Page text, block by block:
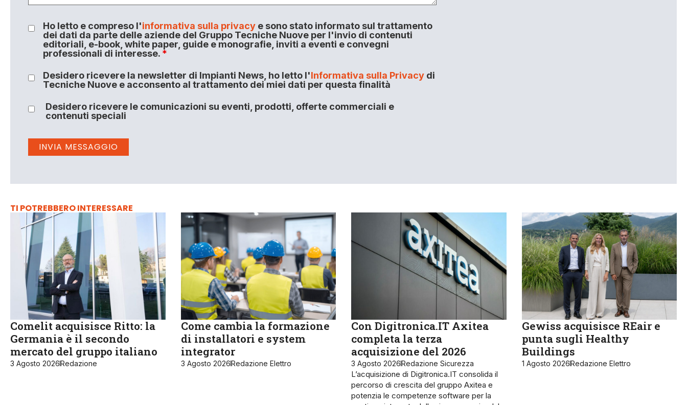
Ho letto e compreso l'informativa sulla privacye sono stato informato sul trattamento
dei dati da parte delle aziende del Gruppo Tecniche Nuove per l'invio di contenuti
editoriali, e-book, white paper, guide e monografie, inviti a eventi e convegni
professionali di interesse. *
Desidero ricevere la newsletter di Impianti News, ho letto l'Informativa sulla Privacydi
Tecniche Nuove e acconsento al trattamento dei miei dati per questa finalità
Desidero ricevere le comunicazioni su eventi, prodotti, offerte commerciali e
contenuti speciali
TI POTREBBERO INTERESSARE
Comelit acquisisce Ritto: la
Germania è il secondo
mercato del gruppo italiano
3 Agosto 2026Redazione
Come cambia la formazione
di installatori e system
integrator
3 Agosto 2026Redazione Elettro
Con Digitronica.IT Axitea
completa la terza
acquisizione del 2026
3 Agosto 2026Redazione Sicurezza
L’acquisizione di Digitronica.IT consolida il
percorso di crescita del gruppo Axitea e
potenzia le competenze software per la
Gewiss acquisisce REair e
punta sugli Healthy
Buildings
1 Agosto 2026Redazione Elettro